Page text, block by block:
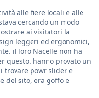
alle fiere locali e alle
cercando un modo
ai visitatori la
leggeri ed ergonomici,
il loro Nacelle non ha
questo. hanno provato un
trovare powr slider e
del sito, era goffo e